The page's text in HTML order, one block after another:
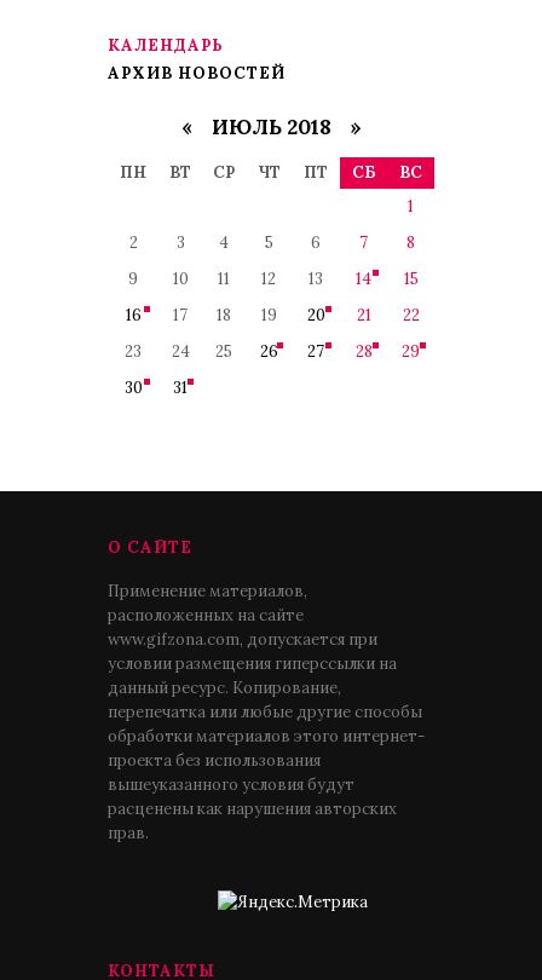
КАЛЕНДАРЬ
АРХИВ НОВОСТЕЙ
« ИЮЛЬ 2018 »
ПН ВТ СР ЧТ ПТ СБ
ВС
1
2
3 4 5 6 7
8
9
10 11 12 13 14
15
16
17 18 19 20 21
22
23
24 25 26 27 28
29
30
31
О САЙТЕ
Применение материалов,
расположенных на сайте
www.gifzona.com, допускается при
условии размещения гиперссылки на
данный ресурс. Копирование,
перепечатка или любые другие способы
обработки материалов этого интернет-
проекта без использования
вышеуказанного условия будут
расценены как нарушения авторских
прав.
КОНТАКТЫ